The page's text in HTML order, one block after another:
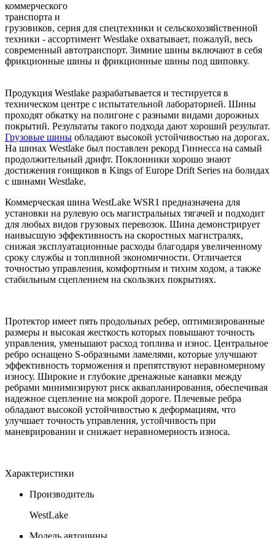
коммерческого
транспорта и
грузовиков, серия для спецтехники и сельскохозяйственной
техники - ассортимент Westlake охватывает, пожалуй, весь
современный автотранспорт. Зимние шины включают в себя
фрикционные шины и фрикционные шины под шиповку.
Продукция Westlake разрабатывается и тестируется в
техническом центре с испытательной лабораторией. Шины
проходят обкатку на полигоне с разными видами дорожных
покрытий. Результаты такого подхода дают хороший результат.
Грузовые шины обладают высокой устойчивостью на дорогах.
На шинах Westlake был поставлен рекорд Гиннесса на самый
продолжительный дрифт. Поклонники хорошо знают
достижения гонщиков в Kings of Europe Drift Series на болидах
с шинами Westlake.
Коммерческая шина WestLake WSR1 предназначена для
установки на рулевую ось магистральных тягачей и подходит
для любых видов грузовых перевозок. Шина демонстрирует
наивысшую эффективность на скоростных магистралях,
снижая эксплуатационные расходы благодаря увеличенному
сроку службы и топливной экономичности. Отличается
точностью управления, комфортным и тихим ходом, а также
стабильным сцеплением на скользких покрытиях.
Протектор имеет пять продольных ребер, оптимизированные
размеры и высокая жесткость которых повышают точность
управления, уменьшают расход топлива и износ. Центральное
ребро оснащено S-образными ламелями, которые улучшают
эффективность торможения и препятствуют неравномерному
износу. Широкие и глубокие дренажные канавки между
ребрами минимизируют риск аквапланирования, обеспечивая
надежное сцепление на мокрой дороге. Плечевые ребра
обладают высокой устойчивостью к деформациям, что
улучшает точность управления, устойчивость при
маневрировании и снижает неравномерность износа.
Характеристики
Производитель
WestLake